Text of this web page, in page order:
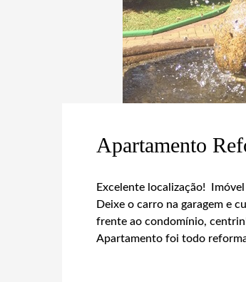
Apartamento
Excelente localização!
Deixe o carro na garagem e
frente ao condomínio,
Apartamento foi todo